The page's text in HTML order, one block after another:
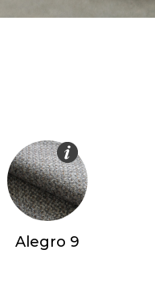
Alegro 9